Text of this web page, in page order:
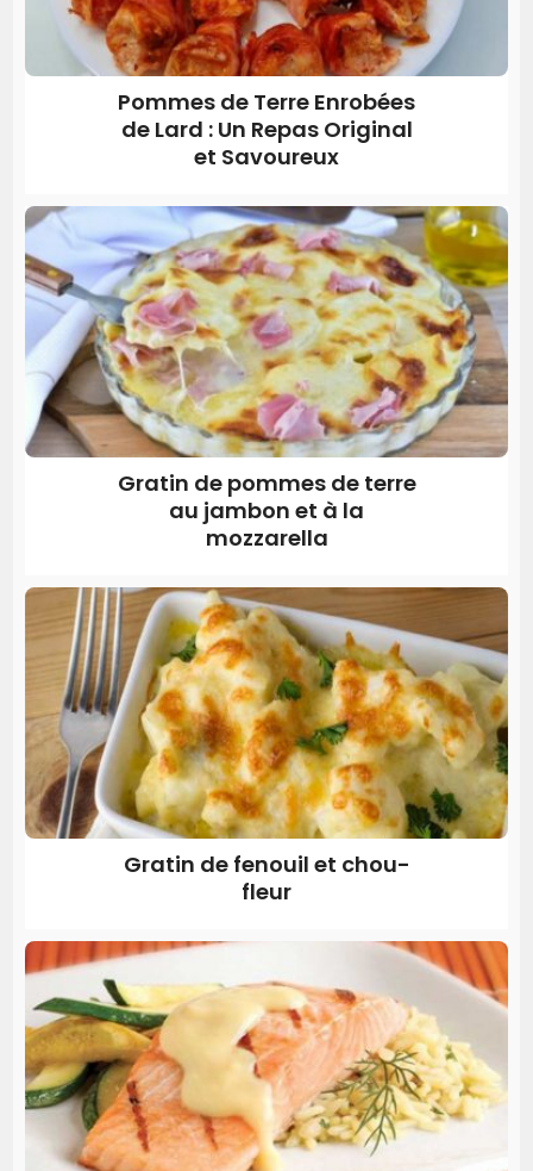
Pommes de Terre Enrobées
de Lard : Un Repas Original
et Savoureux
Gratin de pommes de terre
au jambon et à la
mozzarella
Gratin de fenouil et chou-
fleur